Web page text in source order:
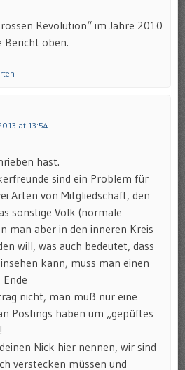
Revolution“ im Jahre 2010
Bericht oben.
at 13:54
hast.
sind ein Problem für
Arten von Mitgliedschaft, den
sonstige Volk (normale
man aber in den inneren Kreis
will, was auch bedeutet, dass
kann, muss man einen
nicht, man muß nur eine
Postings haben um „gepüftes
Nick hier nennen, wir sind
verstecken müssen und